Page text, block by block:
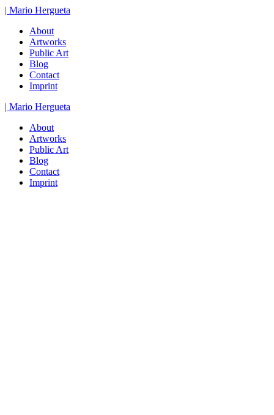
Zum
springen
| Mario Hergueta
About
Artworks
Public Art
Blog
Contact
Imprint
| Mario Hergueta
About
Artworks
Public Art
Blog
Contact
Imprint